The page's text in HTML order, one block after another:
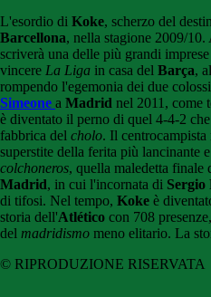
L'esordio di Koke, scherzo del
Barcellona, nella stagione 2009/
scriverà una delle più grandi
vincere La Liga in casa del Barça,
rompendo l'egemonia dei due
Simeone a Madrid nel 2011, come
è diventato il perno di quel 4-4-2
fabbrica del cholo. Il
superstite della ferita più lancinante
colchoneros, quella maledetta finale
Madrid, in cui l'incornata di Sergio
di tifosi. Nel tempo, Koke è
storia dell'Atlético con 708
del madridismo meno elitario. La
© RIPRODUZIONE RISERVATA